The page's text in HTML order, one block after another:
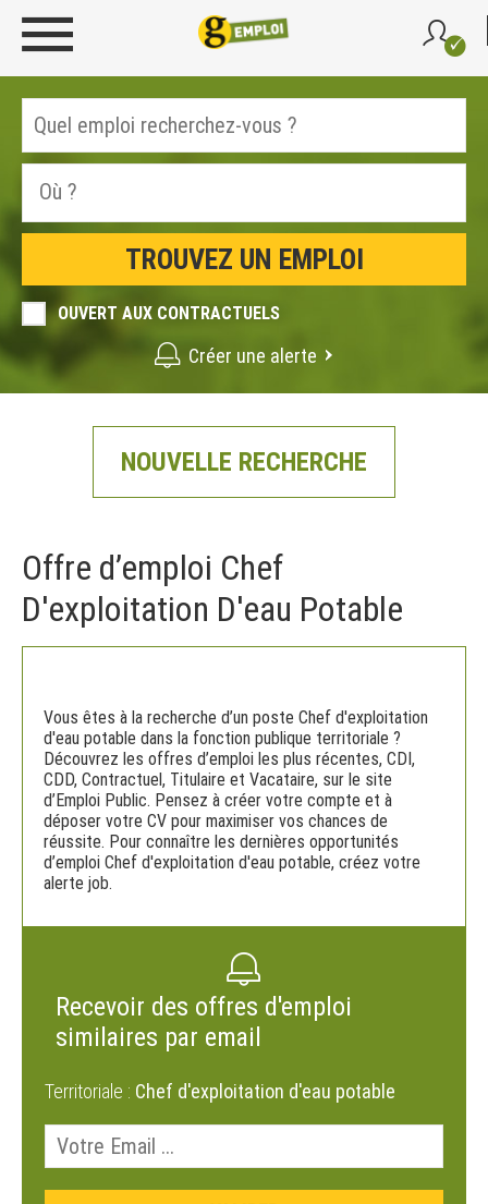
OUVERT AUX CONTRACTUELS
Créer une alerte
NOUVELLE RECHERCHE
Offre d’emploi Chef
D'exploitation D'eau Potable
Vous êtes à la recherche d’un poste Chef d'exploitation
d'eau potable dans la fonction publique territoriale ?
Découvrez les offres d’emploi les plus récentes, CDI,
CDD, Contractuel, Titulaire et Vacataire, sur le site
d’Emploi Public. Pensez à créer votre compte et à
déposer votre CV pour maximiser vos chances de
réussite. Pour connaître les dernières opportunités
d’emploi Chef d'exploitation d'eau potable, créez votre
alerte job.
Recevoir des offres d'emploi
similaires par email
Territoriale : Chef d'exploitation d'eau potable